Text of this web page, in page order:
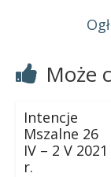
Może
Intencje
Mszalne 26
IV – 2 V 2021
r.